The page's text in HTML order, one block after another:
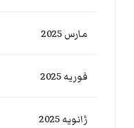
مارس 2025
فوریه 2025
ژانویه 2025